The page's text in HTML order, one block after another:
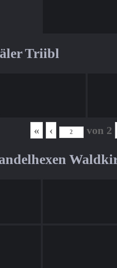
Triibl
« ‹ von 2